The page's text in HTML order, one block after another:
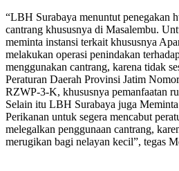
“LBH Surabaya menuntut penegakan
cantrang khususnya di Masalembu.
meminta instansi terkait khususnya
melakukan operasi penindakan
menggunakan cantrang, karena tidak
Peraturan Daerah Provinsi Jatim
RZWP-3-K, khususnya pemanfaatan
Selain itu LBH Surabaya juga
Perikanan untuk segera mencabut
melegalkan penggunaan cantrang,
merugikan bagi nelayan kecil”, tegas